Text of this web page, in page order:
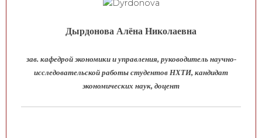
Дырдонова Алёна Николаевна
зав. кафедрой экономики и управления, руководитель научно-
исследовательской работы студентов НХТИ, кандидат
экономических наук, доцент